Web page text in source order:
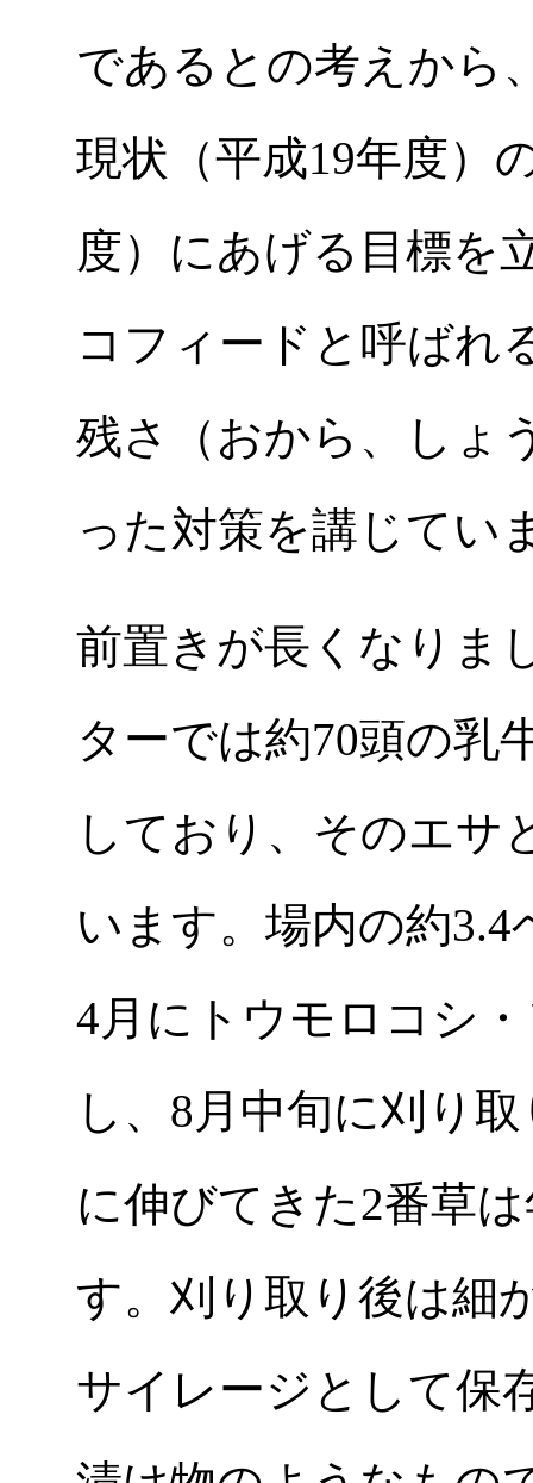
であるとの考えから
現状（平成19年度）
度）にあげる目標を
コフィードと呼ばれ
残さ（おから、しょ
った対策を講じてい
前置きが長くなりま
ターでは約70頭の乳
しており、そのエサ
います。場内の約
4月にトウモロコシ
し、8月中旬に刈り
に伸びてきた2番草
す。刈り取り後は細
サイレージとして保